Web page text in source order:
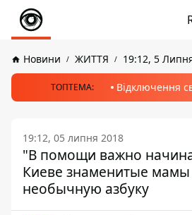
Новини ЖИТТЯ 19:12, 5
ТОПТЕМА: Відключення
19:12, 05 липня 2018
"В помощи важно
Киеве знаменитые мамы
необычную азбуку